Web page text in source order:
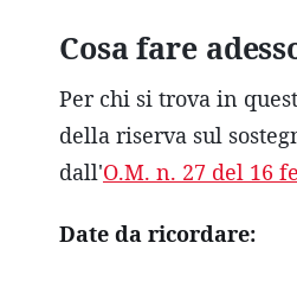
Cosa fare
Per chi si trova in
della riserva sul
dall'O.M. n. 27 del 16
Date da ricordare: